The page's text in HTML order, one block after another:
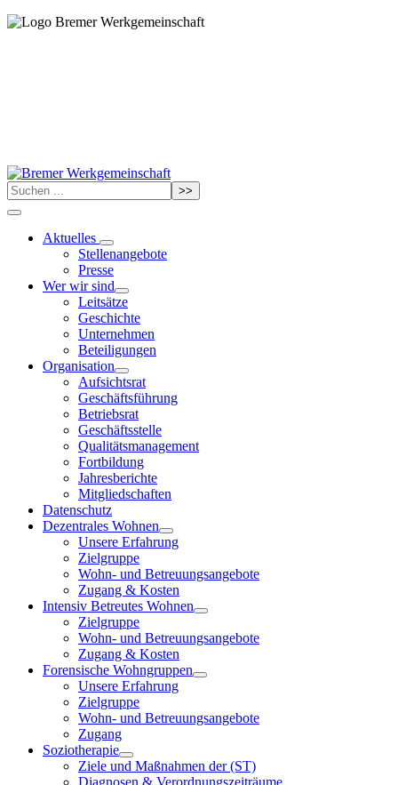
>>
Aktuelles
Stellenangebote
Presse
Wer wir sind
Leitsätze
Geschichte
Unternehmen
Beteiligungen
Organisation
Aufsichtsrat
Geschäftsführung
Betriebsrat
Geschäftsstelle
Qualitätsmanagement
Fortbildung
Jahresberichte
Mitgliedschaften
Datenschutz
Dezentrales Wohnen
Unsere Erfahrung
Zielgruppe
Wohn- und Betreuungsangebote
Zugang & Kosten
Intensiv Betreutes Wohnen
Zielgruppe
Wohn- und Betreuungsangebote
Zugang & Kosten
Forensische Wohngruppen
Unsere Erfahrung
Zielgruppe
Wohn- und Betreuungsangebote
Zugang
Soziotherapie
Ziele und Maßnahmen der (ST)
Diagnosen & Verordnungszeiträume